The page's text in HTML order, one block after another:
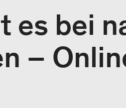
es bei
–